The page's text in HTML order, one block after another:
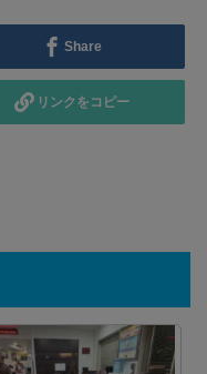
Share
リンクをコピー